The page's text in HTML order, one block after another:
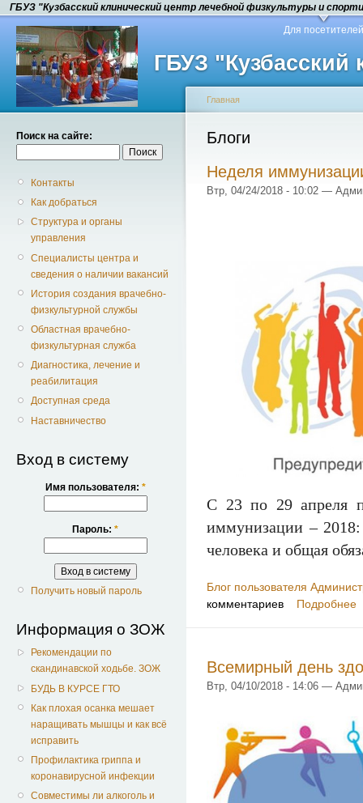
ГБУЗ "Кузбасский клинический центр лечебной физкультуры и
ГБУЗ
Для посетителей
Поиск на сайте:
Контакты
Как добраться
Структура и органы
управления
Специалисты центра и
сведения о наличии вакансий
История создания врачебно-
физкультурной службы
Областная врачебно-
физкультурная служба
Диагностика, лечение и
реабилитация
Доступная среда
Наставничество
Вход в систему
Имя пользователя: *
Пароль: *
Получить новый пароль
Информация о ЗОЖ
Рекомендации по
скандинавской ходьбе. ЗОЖ
БУДЬ В КУРСЕ ГТО
Как плохая осанка мешает
наращивать мышцы и как всё
исправить
Профилактика гриппа и
коронавирусной инфекции
Совместимы ли алкоголь и
Главная
Блоги
Неделя
Втр, 04/24/2018 - 10:02 —
С 23 по 29 апреля
иммунизации – 2018:
человека и общая
Блог пользователя
комментариев
Подробнее
Всемирный день
Втр, 04/10/2018 - 14:06 —